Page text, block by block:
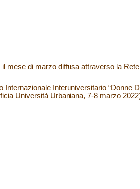
mese di marzo diffusa attraverso la
Interuniversitario “Donne
Università Urbaniana, 7-8 marzo